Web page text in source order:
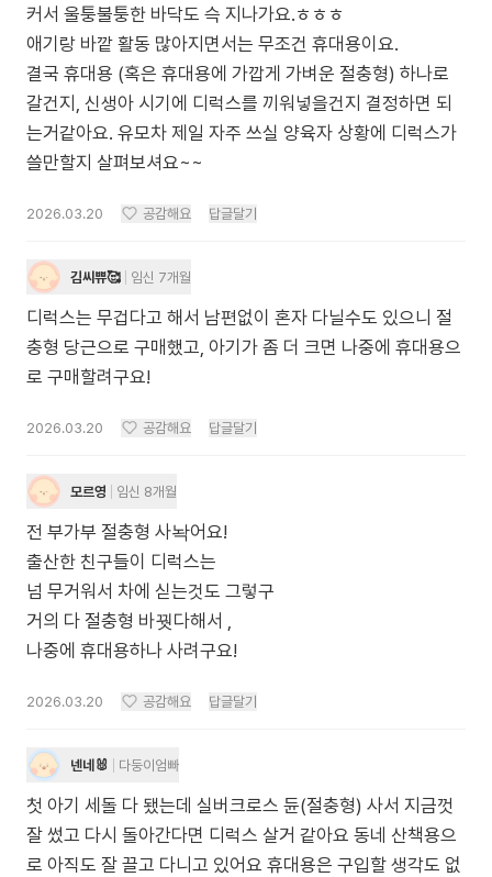
커서 울퉁불퉁한 바닥도 슥 지나가요.ㅎㅎㅎ
애기랑 바깥 활동 많아지면서는 무조건 휴대용이요.
결국 휴대용 (혹은 휴대용에 가깝게 가벼운 절충형) 하나로
갈건지, 신생아 시기에 디럭스를 끼워넣을건지 결정하면 되
는거같아요. 유모차 제일 자주 쓰실 양육자 상황에 디럭스가
쓸만할지 살펴보셔요~~
2026.03.20 공감해요 답글달기
김씨쀼🥰 임신 7개월
디럭스는 무겁다고 해서 남편없이 혼자 다닐수도 있으니 절
충형 당근으로 구매했고, 아기가 좀 더 크면 나중에 휴대용으
로 구매할려구요!
2026.03.20 공감해요 답글달기
모르영 임신 8개월
전 부가부 절충형 사놕어요!
출산한 친구들이 디럭스는
넘 무거워서 차에 싣는것도 그렇구
거의 다 절충형 바꿧다해서 ,
나중에 휴대용하나 사려구요!
2026.03.20 공감해요 답글달기
넨네🐰 다둥이엄빠
첫 아기 세돌 다 됐는데 실버크로스 듄(절충형) 사서 지금껏
잘 썼고 다시 돌아간다면 디럭스 살거 같아요 동네 산책용으
로 아직도 잘 끌고 다니고 있어요 휴대용은 구입할 생각도 없